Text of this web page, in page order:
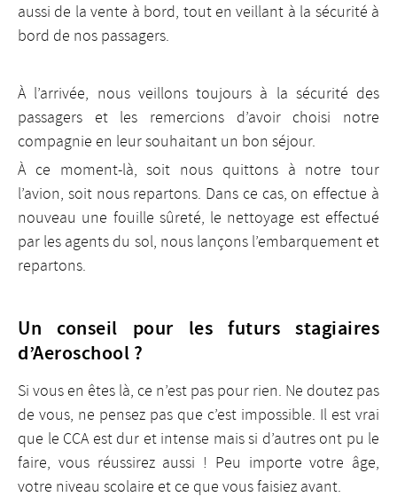
aussi de la vente à bord, tout en veillant à la sécurité à
bord de nos passagers.
À l’arrivée, nous veillons toujours à la sécurité des
passagers et les remercions d’avoir choisi notre
compagnie en leur souhaitant un bon séjour.
À ce moment-là, soit nous quittons à notre tour
l’avion, soit nous repartons. Dans ce cas, on effectue à
nouveau une fouille sûreté, le nettoyage est effectué
par les agents du sol, nous lançons l’embarquement et
repartons.
Un conseil pour les futurs stagiaires
d’Aeroschool ?
Si vous en êtes là, ce n’est pas pour rien. Ne doutez pas
de vous, ne pensez pas que c’est impossible. Il est vrai
que le CCA est dur et intense mais si d’autres ont pu le
faire, vous réussirez aussi ! Peu importe votre âge,
votre niveau scolaire et ce que vous faisiez avant.